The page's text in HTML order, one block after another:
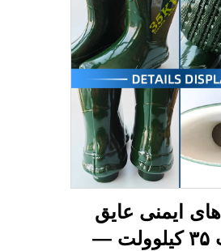
ایمنی عایق
آیبویت ۳۵ کیلوولت —